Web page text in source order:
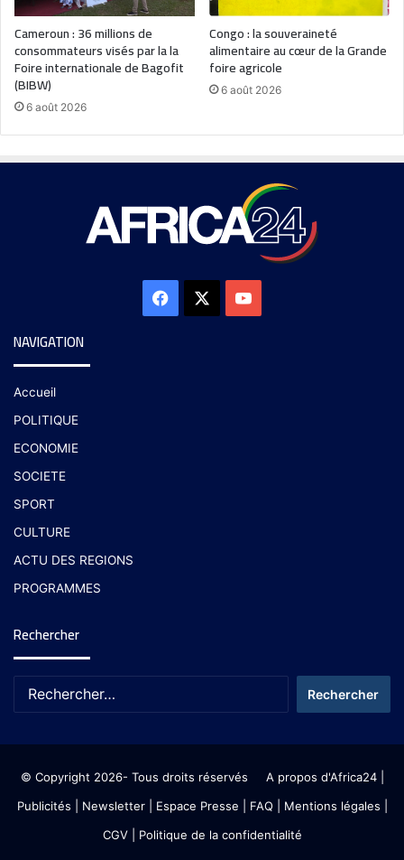
Cameroun : 36 millions de
consommateurs visés par la la
Foire internationale de Bagofit
(BIBW)
6 août 2026
Congo : la souveraineté
alimentaire au cœur de la Grande
foire agricole
6 août 2026
NAVIGATION
Accueil
POLITIQUE
ECONOMIE
SOCIETE
SPORT
CULTURE
ACTU DES REGIONS
PROGRAMMES
Rechercher
© Copyright 2026- Tous droits réservés A propos d'Africa24|
Publicités
Newsletter| Espace Presse | FAQ | Mentions légales
CGV| Politique de la confidentialité